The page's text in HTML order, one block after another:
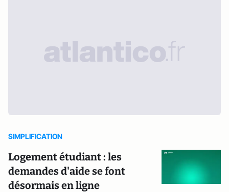
SIMPLIFICATION
Logement étudiant : les
demandes d'aide se font
désormais en ligne